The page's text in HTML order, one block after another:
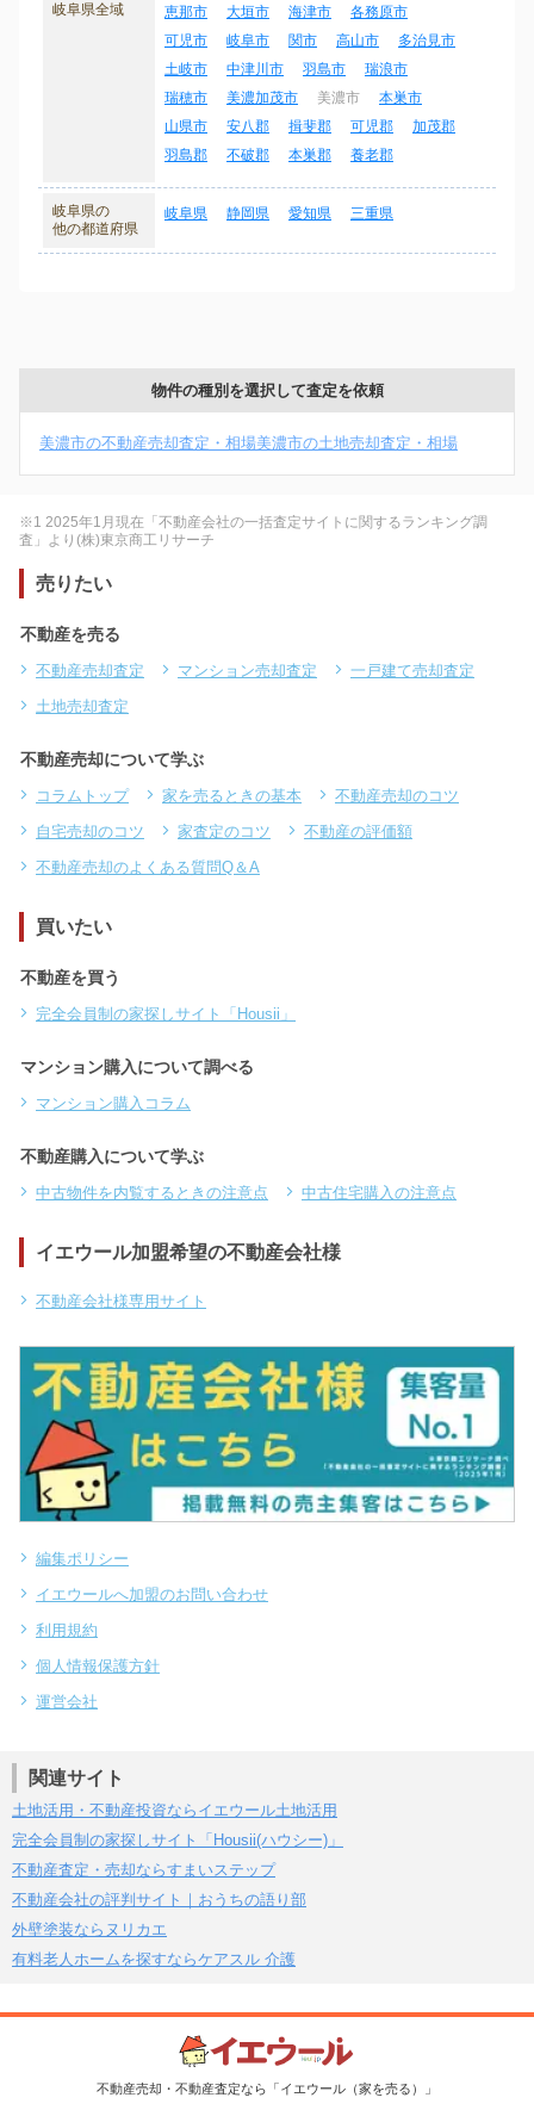
岐阜県全域 恵那市 大垣市 海津市
各務原市
可児市
岐阜市 関市 高山市
多治見市
土岐市
中津川市 羽島市
瑞浪市
瑞穂市
美濃加茂市 美濃市
本巣市
山県市
安八郡 揖斐郡 可児郡
加茂郡
羽島郡
不破郡 本巣郡 養老郡
岐阜県の
他の都道府県
岐阜県 静岡県 愛知県 三重県
物件の種別を選択して査定を依頼
美濃市の不動産売却査定・相場美濃市の土地売却査定・相場
※1 2025年1月現在「不動産会社の一括査定サイトに関するランキング調
査」より(株)東京商工リサーチ
売りたい
不動産を売る
不動産売却査定 マンション売却査定
一戸建て売却査定
土地売却査定
不動産売却について学ぶ
コラムトップ 家を売るときの基本
不動産売却のコツ
自宅売却のコツ
家査定のコツ
不動産の評価額
不動産売却のよくある質問Q＆A
買いたい
不動産を買う
完全会員制の家探しサイト「Housii」
マンション購入について調べる
マンション購入コラム
不動産購入について学ぶ
中古物件を内覧するときの注意点 中古住宅購入の注意点
イエウール加盟希望の不動産会社様
不動産会社様専用サイト
編集ポリシー
イエウールへ加盟のお問い合わせ
利用規約
個人情報保護方針
運営会社
関連サイト
土地活用・不動産投資ならイエウール土地活用
完全会員制の家探しサイト「Housii(ハウシー)」
不動産査定・売却ならすまいステップ
不動産会社の評判サイト｜おうちの語り部
外壁塗装ならヌリカエ
有料老人ホームを探すならケアスル 介護
不動産売却・不動産査定なら「イエウール（家を売る）」